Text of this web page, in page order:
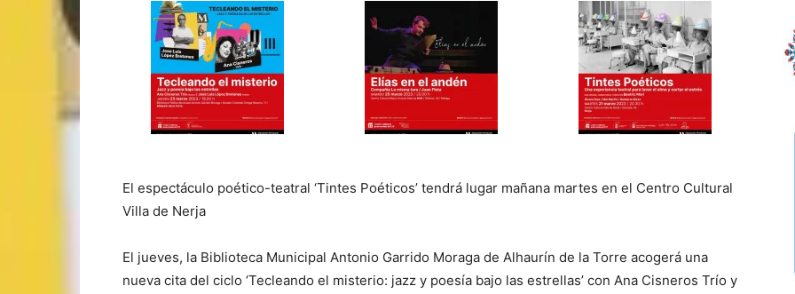
El espectáculo poético-teatral ‘Tintes Poéticos’ tendrá lugar mañana martes en el Centro Cultural
Villa de Nerja
El jueves, la Biblioteca Municipal Antonio Garrido Moraga de Alhaurín de la Torre acogerá una
nueva cita del ciclo ‘Tecleando el misterio: jazz y poesía bajo las estrellas’ con Ana Cisneros Trío y